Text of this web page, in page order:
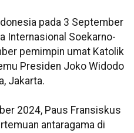
pada 3 September
Internasional Soekarno-
pemimpin umat Katolik
Presiden Joko Widodo
Jakarta.
2024, Paus Fransiskus
antaragama di